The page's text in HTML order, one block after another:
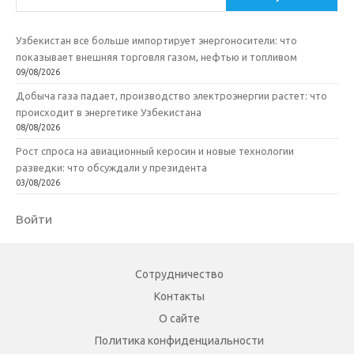
Узбекистан все больше импортирует энергоносители: что
показывает внешняя торговля газом, нефтью и топливом
09/08/2026
Добыча газа падает, производство электроэнергии растет: что
происходит в энергетике Узбекистана
08/08/2026
Рост спроса на авиационный керосин и новые технологии
разведки: что обсуждали у президента
03/08/2026
Войти
Сотрудничество
Контакты
О сайте
Политика конфиденциальности